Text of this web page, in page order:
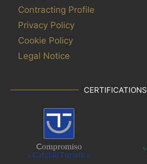
Contracting Profile
Privacy Policy
Cookie Policy
Legal Notice
CERTIFICATIONS